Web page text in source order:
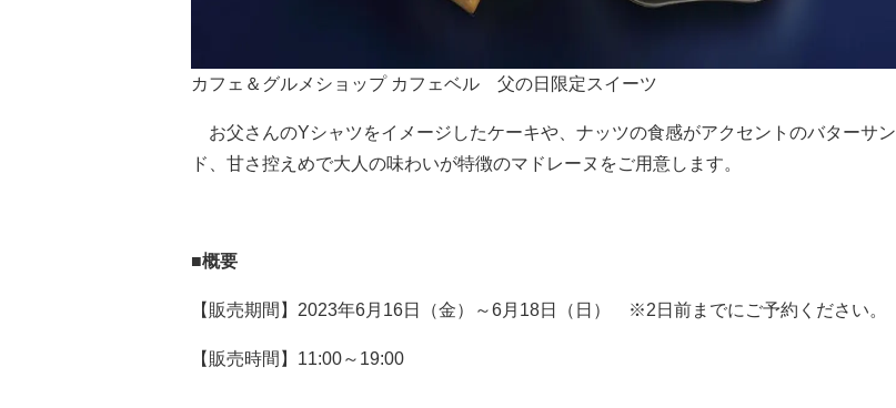
カフェ＆グルメショップ カフェベル 父の日限定スイーツ
お父さんのYシャツをイメージしたケーキや、ナッツの食感がアクセントのバターサン
ド、甘さ控えめで大人の味わいが特徴のマドレーヌをご用意します。
■概要
【販売期間】2023年6月16日（金）～6月18日（日） ※2日前までにご予約ください。
【販売時間】11:00～19:00